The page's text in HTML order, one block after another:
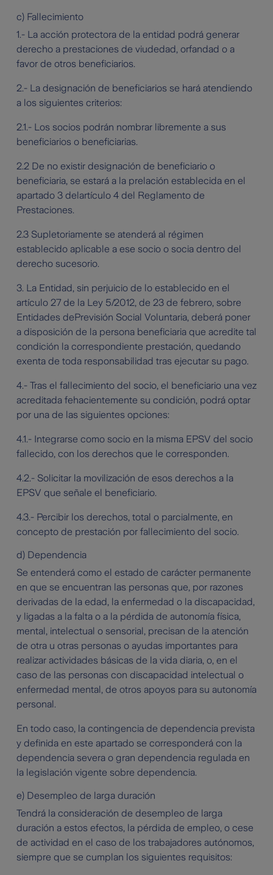
c) Fallecimiento
1.- La acción protectora de la entidad podrá generar
derecho a prestaciones de viudedad, orfandad o a
favor de otros beneficiarios.
2.- La designación de beneficiarios se hará atendiendo
a los siguientes criterios:
2.1.- Los socios podrán nombrar libremente a sus
beneficiarios o beneficiarias.
2.2 De no existir designación de beneficiario o
beneficiaria, se estará a la prelación establecida en el
apartado 3 delartículo 4 del Reglamento de
Prestaciones.
2.3 Supletoriamente se atenderá al régimen
establecido aplicable a ese socio o socia dentro del
derecho sucesorio.
3. La Entidad, sin perjuicio de lo establecido en el
artículo 27 de la Ley 5/2012, de 23 de febrero, sobre
Entidades dePrevisión Social Voluntaria, deberá poner
a disposición de la persona beneficiaria que acredite tal
condición la correspondiente prestación, quedando
exenta de toda responsabilidad tras ejecutar su pago.
4.- Tras el fallecimiento del socio, el beneficiario una vez
acreditada fehacientemente su condición, podrá optar
por una de las siguientes opciones:
4.1.- Integrarse como socio en la misma EPSV del socio
fallecido, con los derechos que le corresponden.
4.2.- Solicitar la movilización de esos derechos a la
EPSV que señale el beneficiario.
4.3.- Percibir los derechos, total o parcialmente, en
concepto de prestación por fallecimiento del socio.
d) Dependencia
Se entenderá como el estado de carácter permanente
en que se encuentran las personas que, por razones
derivadas de la edad, la enfermedad o la discapacidad,
y ligadas a la falta o a la pérdida de autonomía física,
mental, intelectual o sensorial, precisan de la atención
de otra u otras personas o ayudas importantes para
realizar actividades básicas de la vida diaria, o, en el
caso de las personas con discapacidad intelectual o
enfermedad mental, de otros apoyos para su autonomía
personal.
En todo caso, la contingencia de dependencia prevista
y definida en este apartado se corresponderá con la
dependencia severa o gran dependencia regulada en
la legislación vigente sobre dependencia.
e) Desempleo de larga duración
Tendrá la consideración de desempleo de larga
duración a estos efectos, la pérdida de empleo, o cese
de actividad en el caso de los trabajadores autónomos,
siempre que se cumplan los siguientes requisitos: